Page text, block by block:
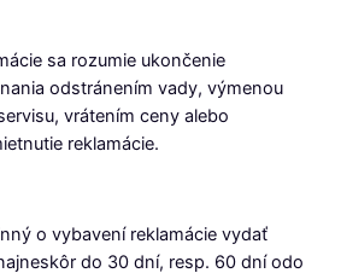
sa rozumie ukončenie
odstránením vady, výmenou
vrátením ceny alebo
reklamácie.
o vybavení reklamácie vydať
do 30 dní, resp. 60 dní odo